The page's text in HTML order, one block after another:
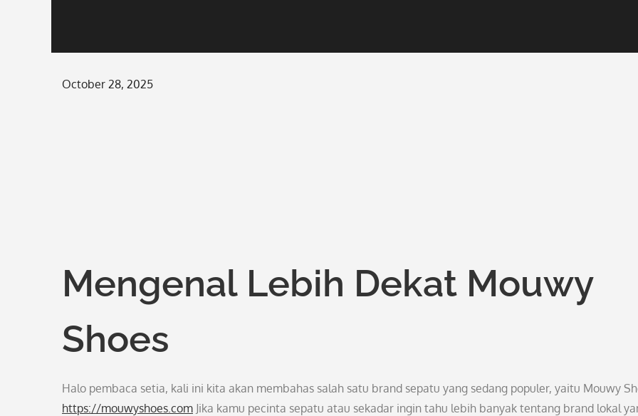
Posted
October 28, 2025
Mengenal Lebih Dekat Mouwy
Shoes
Halo pembaca setia, kali ini kita akan membahas salah satu brand sepatu yang sedang populer, yaitu Mouwy
https://mouwyshoes.com Jika kamu pecinta sepatu atau sekadar ingin tahu lebih banyak tentang brand lokal